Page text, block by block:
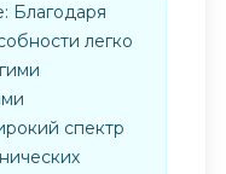
Благодаря
легко
спектр